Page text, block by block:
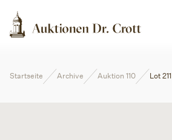
Startseite Archive Auktion 110 Lot 211